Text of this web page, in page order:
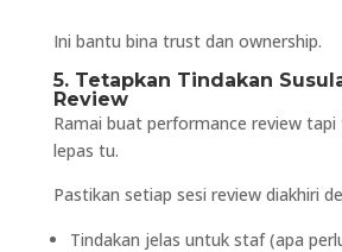
Ini bantu bina trust dan ownership.
5. Tetapkan Tindakan
Review
Ramai buat performance review
lepas tu.
Pastikan setiap sesi review diakhiri
Tindakan jelas untuk staf (apa